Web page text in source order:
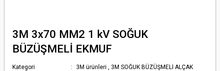
3M 3x70 MM2 1 kV SOĞUK
BÜZÜŞMELİ EKMUF
Kategori 3M ürünleri , 3M SOĞUK BÜZÜŞMELİ ALÇAK